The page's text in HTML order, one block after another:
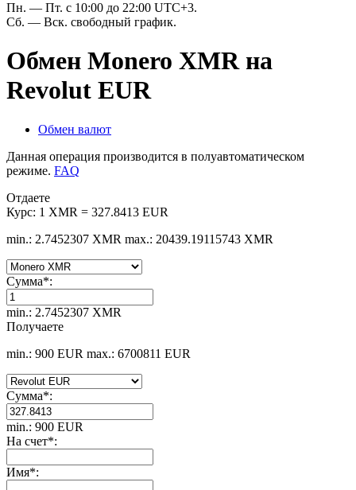
Пн. — Пт. с 10:00 до 22:00 UTC+3.
Сб. — Вск. свободный график.
Обмен Monero XMR на
Revolut EUR
Обмен валют
Данная операция производится в полуавтоматическом
режиме. FAQ
Отдаете
Курс: 1 XMR = 327.8413 EUR
min.: 2.7452307 XMR max.: 20439.19115743 XMR
Сумма*:
min.: 2.7452307 XMR
Получаете
min.: 900 EUR max.: 6700811 EUR
Сумма*:
min.: 900 EUR
На счет*:
Имя*: